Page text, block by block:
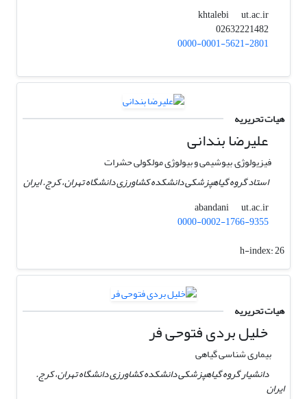
khtalebi
ut.ac.ir
02632221482
0000-0001-5621-2801
هیات تحریریه
علیرضا بندانی
فیزیولوژی, بیوشیمی و بیولوژی مولکولی حشرات
استاد گروه گیاهپزشکی دانشکده کشاورزی دانشگاه تهران، کرج. ایران
abandani
ut.ac.ir
0000-0002-1766-9355
h-index:26
هیات تحریریه
خلیل بردی فتوحی فر
بیماری شناسی گیاهی
دانشیار گروه گیاهپزشکی دانشکده کشاورزی دانشگاه تهران، کرج.
ایران